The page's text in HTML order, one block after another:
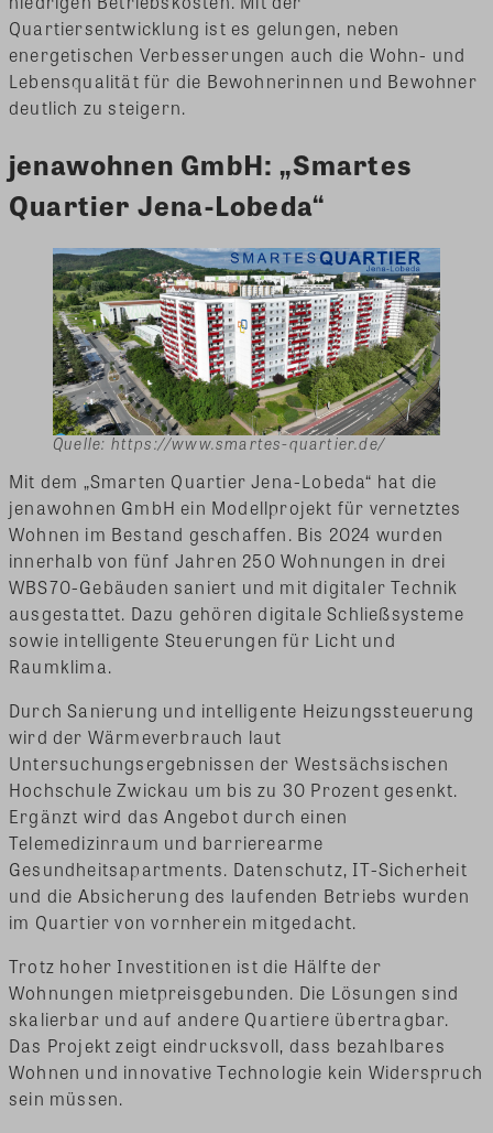
Quartiersentwicklung ist es gelungen, neben
energetischen Verbesserungen auch die Wohn- und
Lebensqualität für die Bewohnerinnen und Bewohner
deutlich zu steigern.
jenawohnen GmbH: „Smartes
Quartier Jena-Lobeda“
Quelle: https://www.smartes-quartier.de/
Mit dem „Smarten Quartier Jena-Lobeda“ hat die
jenawohnen GmbH ein Modellprojekt für vernetztes
Wohnen im Bestand geschaffen. Bis 2024 wurden
innerhalb von fünf Jahren 250 Wohnungen in drei
WBS70-Gebäuden saniert und mit digitaler Technik
ausgestattet. Dazu gehören digitale Schließsysteme
sowie intelligente Steuerungen für Licht und
Raumklima.
Durch Sanierung und intelligente Heizungssteuerung
wird der Wärmeverbrauch laut
Untersuchungsergebnissen der Westsächsischen
Hochschule Zwickau um bis zu 30 Prozent gesenkt.
Ergänzt wird das Angebot durch einen
Telemedizinraum und barrierearme
Gesundheitsapartments. Datenschutz, IT-Sicherheit
und die Absicherung des laufenden Betriebs wurden
im Quartier von vornherein mitgedacht.
Trotz hoher Investitionen ist die Hälfte der
Wohnungen mietpreisgebunden. Die Lösungen sind
skalierbar und auf andere Quartiere übertragbar.
Das Projekt zeigt eindrucksvoll, dass bezahlbares
Wohnen und innovative Technologie kein Widerspruch
sein müssen.